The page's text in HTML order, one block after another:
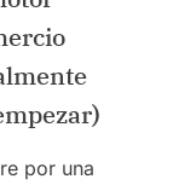
por una